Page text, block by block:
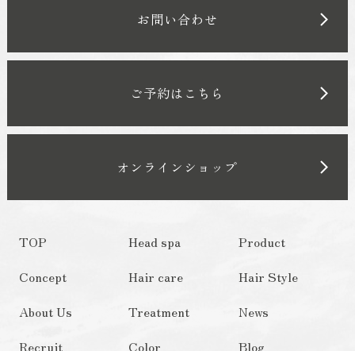
お問い合わせ
ご予約はこちら
オンラインショップ
TOP
Concept
About Us
Recruit
Head spa
Hair care
Treatment
Color
Product
Hair Style
News
Blog